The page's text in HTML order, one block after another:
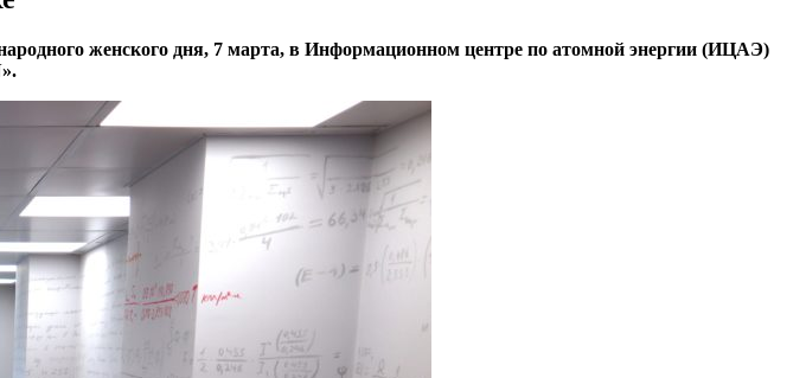
женского дня, 7 марта, в Информационном центре по атомной энергии (ИЦАЭ)